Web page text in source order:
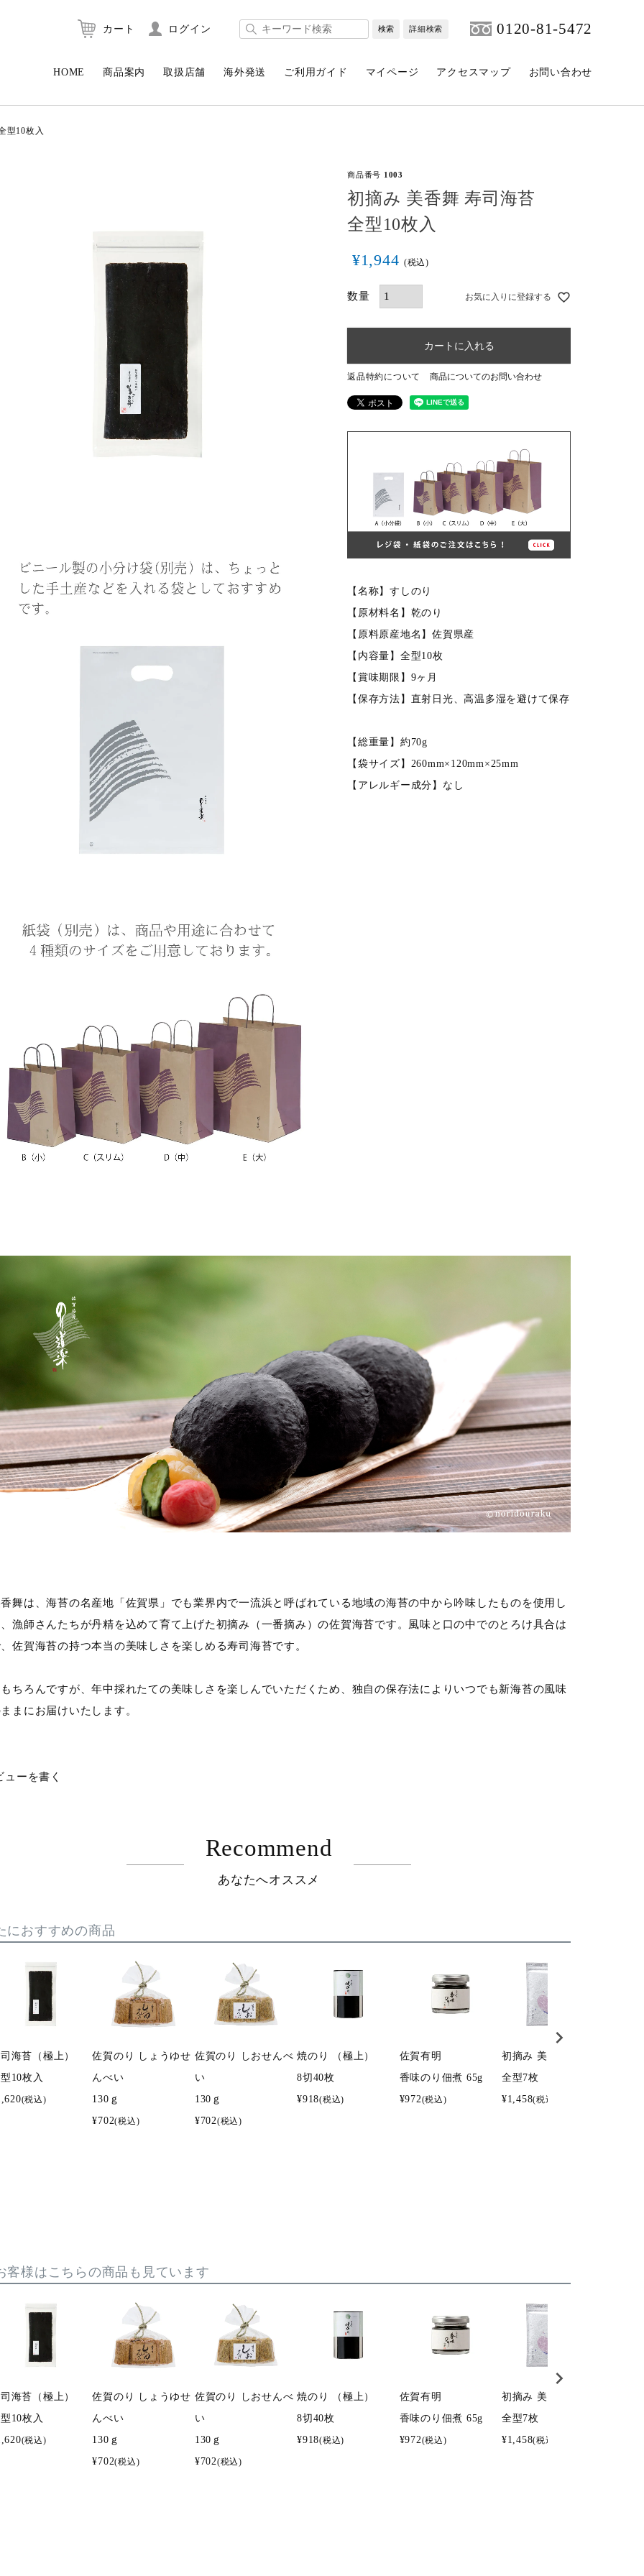
カート ログイン 検索 詳細検索 0120-81-5472
HOME 商品案内 取扱店舗 海外発送 ご利用ガイド マイページ アクセスマップ お問い合わせ
型10枚入
商品番号 1003
初摘み 美香舞 寿司海苔
全型10枚入
¥1,944 税込
お気に入りに登録する
カートに入れる
返品特約について 商品についてのお問い合わせ
【名称】すしのり
【原材料名】乾のり
【原料原産地名】佐賀県産
【内容量】全型10枚
【賞味期限】9ヶ月
【保存方法】直射日光、高温多湿を避けて保存
【総重量】約70g
【袋サイズ】260mm×120mm×25mm
【アレルギー成分】なし
舞は、海苔の名産地「佐賀県」でも業界内で一流浜と呼ばれている地域の海苔の中から吟味したものを使用し
漁師さんたちが丹精を込めて育て上げた初摘み（一番摘み）の佐賀海苔です。風味と口の中でのとろけ具合は
佐賀海苔の持つ本当の美味しさを楽しめる寿司海苔です。
ちろんですが、年中採れたての美味しさを楽しんでいただくため、独自の保存法によりいつでも新海苔の風味
まにお届けいたします。
ューを書く
Recommend
あなたへオススメ
におすすめの商品
海苔（極上）
10枚入
(税込)
佐賀のり しょうゆせ
んべい
130ｇ
¥702(税込)
佐賀のり しおせんべ
い
130ｇ
¥702(税込)
焼のり （極上）
8切40枚
¥918(税込)
佐賀有明
香味のり佃煮 65g
¥972(税込)
初摘み 美香舞 焼海苔
全型7枚
¥1,458(税込)
客様はこちらの商品も見ています
海苔（極上）
10枚入
(税込)
佐賀のり しょうゆせ
んべい
130ｇ
¥702(税込)
佐賀のり しおせんべ
い
130ｇ
¥702(税込)
焼のり （極上）
8切40枚
¥918(税込)
佐賀有明
香味のり佃煮 65g
¥972(税込)
初摘み 美香舞 焼海苔
全型7枚
¥1,458(税込)